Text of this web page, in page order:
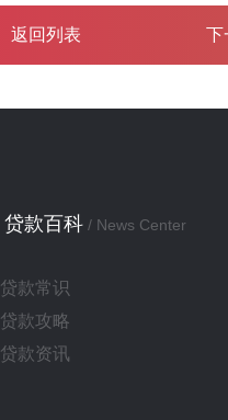
返回列表 下
贷款百科/ News Center
贷款常识
贷款攻略
贷款资讯